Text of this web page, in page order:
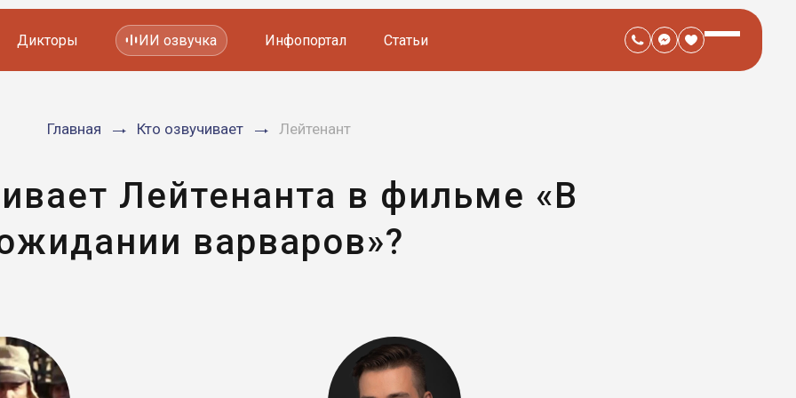
Мультфильмов
Дикторы ИИ озвучка Инфопортал Статьи
Главная Кто озвучивает Лейтенант
Лейтенанта в фильме «В
варваров»?